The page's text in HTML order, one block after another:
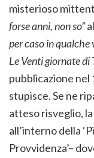
misterioso
forse anni, non so”
per caso in qualche
Le Venti giornate di
pubblicazione nel
stupisce. Se ne
atteso risveglio,
all’interno della
Provvidenza’–